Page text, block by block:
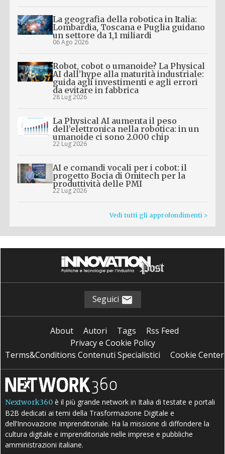
La geografia della robotica in Italia:
Lombardia, Toscana e Puglia guidano
un settore da 1,1 miliardi
06 Ago 2026
Robot, cobot o umanoide? La Physical
AI dall’hype alla maturità industriale:
guida agli investimenti e agli errori
da evitare in fabbrica
28 Lug 2026
La Physical AI aumenta il peso
dell’elettronica nella robotica: in un
umanoide ci sono 2.000 chip
22 Lug 2026
AI e comandi vocali per i cobot: il
progetto Bocia di Omitech per la
produttività delle PMI
22 Lug 2026
Vedi tutti gli approfondimenti >
Seguici
About Autori Tags
Rss Feed
Privacy e Cookie Policy
Terms&Conditions Contenuti Specialistici
Cookie Center
Nextwork360 è il più grande network in Italia di testate e portali
B2B dedicati ai temi della Trasformazione Digitale e
dell’Innovazione Imprenditoriale. Ha la missione di diffondere la
cultura digitale e imprenditoriale nelle imprese e pubbliche
amministrazioni italiane.